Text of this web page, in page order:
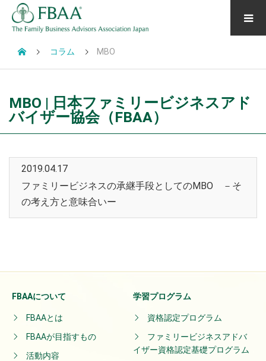
コラム MBO
MBO | 日本ファミリービジネスアド
バイザー協会（FBAA）
2019.04.17
ファミリービジネスの承継手段としてのMBO －そ
の考え方と意味合いー
FBAAについて
FBAAとは
FBAAが目指すもの
活動内容
学習プログラム
資格認定プログラム
ファミリービジネスアドバ
イザー資格認定基礎プログラム